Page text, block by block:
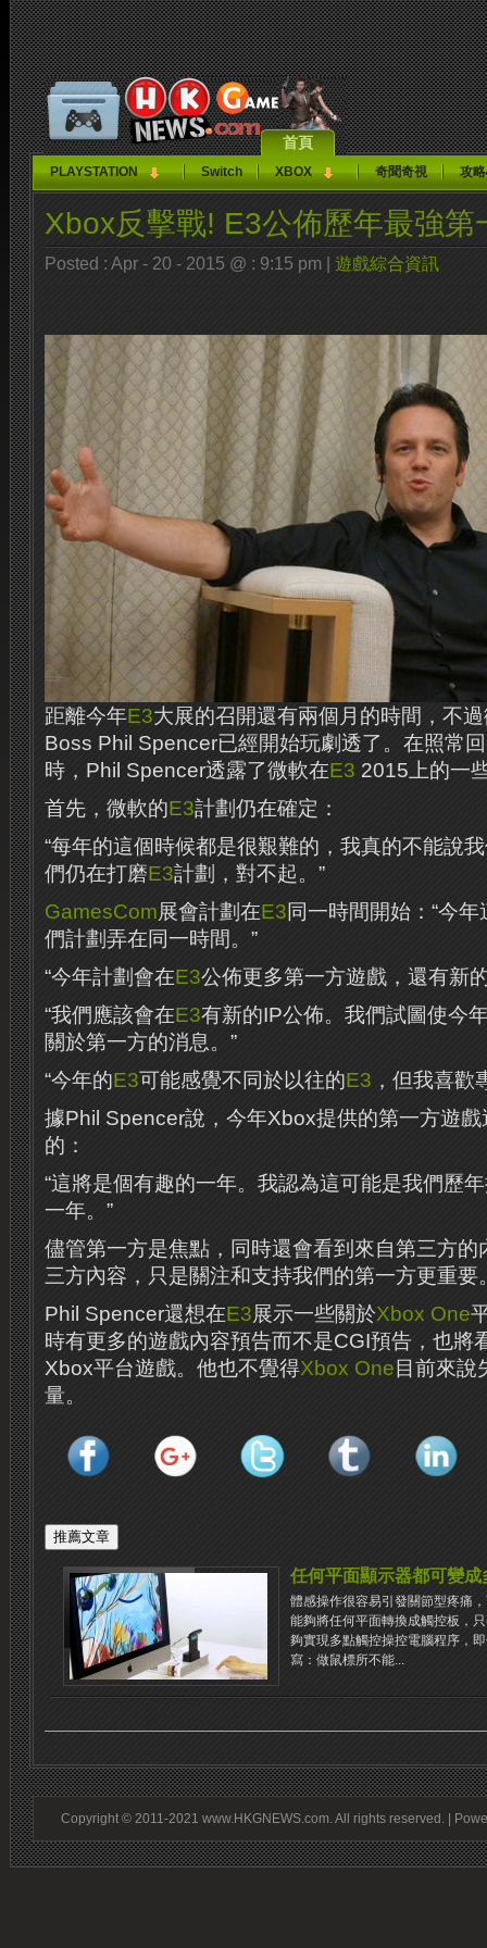
首頁
PLAYSTATION Switch XBOX 奇聞奇視 攻
Xbox反擊戰! E3公佈歷年最強第
Posted : Apr - 20 - 2015 @ : 9:15 pm | 遊戲綜合資訊
距離今年E3大展的召開還有兩個月的時間，不
Boss Phil Spencer已經開始玩劇透了。在照常
時，Phil Spencer透露了微軟在E3 2015上的一
首先，微軟的E3計劃仍在確定：
“每年的這個時候都是很艱難的，我真的不能說
們仍在打磨E3計劃，對不起。”
GamesCom展會計劃在E3同一時間開始：“今
們計劃弄在同一時間。”
“今年計劃會在E3公佈更多第一方遊戲，還有新
“我們應該會在E3有新的IP公佈。我們試圖使今
關於第一方的消息。”
“今年的E3可能感覺不同於以往的E3 ，但我喜歡
據Phil Spencer說，今年Xbox提供的第一方遊
的：
“這將是個有趣的一年。我認為這可能是我們歷
一年。”
儘管第一方是焦點，同時還會看到來自第三方的
三方內容，只是關注和支持我們的第一方更重要
Phil Spencer還想在E3展示一些關於Xbox One
時有更多的遊戲內容預告而不是CGI預告，也將
Xbox平台遊戲。他也不覺得Xbox One 目前來說
量。
任何平面顯示器都可變成
體感操作很容易引發關節型疼痛
能夠將任何平面轉換成觸控板，
夠實現多點觸控操控電腦程序，
寫：做鼠標所不能...
Copyright © 2011-2021 www.HKGNEWS.com. All rights reserved. |